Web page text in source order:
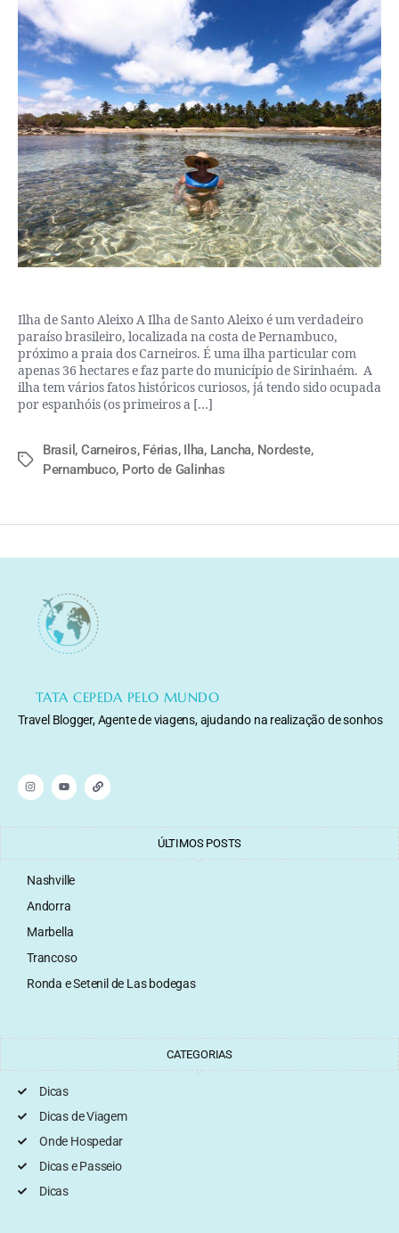
Ilha de Santo Aleixo A Ilha de Santo Aleixo é um verdadeiro
paraíso brasileiro, localizada na costa de Pernambuco,
próximo a praia dos Carneiros. É uma ilha particular com
apenas 36 hectares e faz parte do município de Sirinhaém. A
ilha tem vários fatos históricos curiosos, já tendo sido ocupada
por espanhóis (os primeiros a […]
Brasil , Carneiros, Férias, Ilha, Lancha, Nordeste,
Pernambuco, Porto de Galinhas
TATA CEPEDA PELO MUNDO
Travel Blogger, Agente de viagens, ajudando na realização de sonhos
ÚLTIMOS POSTS
Nashville
Andorra
Marbella
Trancoso
Ronda e Setenil de Las bodegas
CATEGORIAS
Dicas
Dicas de Viagem
Onde Hospedar
Dicas e Passeio
Dicas